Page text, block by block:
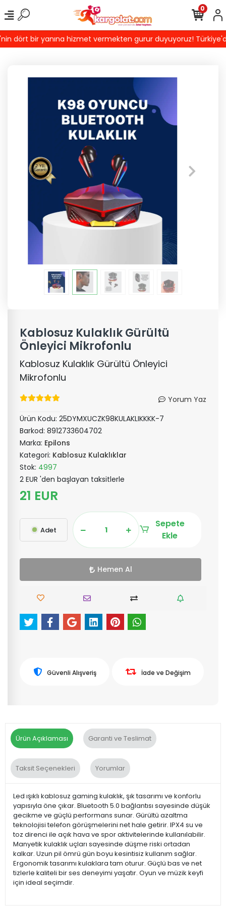
dört bir yanına hizmet vermekten gurur duyuyoruz! Türkiye'de
0
Kablosuz Kulaklık Gürültü
Önleyici Mikrofonlu
Kablosuz Kulaklık Gürültü Önleyici
Mikrofonlu
Yorum Yaz
Ürün Kodu: 25DYMXUCZK98KULAKLIKKKK-7
Barkod: 8912733604702
Marka: Epilons
Kategori: Kablosuz Kulaklıklar
Stok: 4997
2 EUR 'den başlayan taksitlerle
21 EUR
Adet
Sepete
Ekle
Hemen Al
Güvenli Alışveriş İade ve Değişim
Ürün Açıklaması Garanti ve Teslimat
Taksit Seçenekleri Yorumlar
Led ışıklı kablosuz gaming kulaklık, şık tasarımı ve konforlu
yapısıyla öne çıkar. Bluetooth 5.0 bağlantısı sayesinde düşük
gecikme ve güçlü performans sunar. Gürültü azaltma
teknolojisi telefon görüşmelerini net hale getirir. IPX4 su ve
toz direnci ile açık hava ve spor aktivitelerinde kullanılabilir.
Manyetik kulaklık uçları sayesinde düşme riski ortadan
kalkar. Uzun pil ömrü gün boyu kesintisiz kullanım sağlar.
Ergonomik tasarımı kulaklara tam oturur. Güçlü bas ve net
tizlerle kaliteli bir ses deneyimi yaşatır. Oyun ve müzik keyfi
için ideal seçimdir.